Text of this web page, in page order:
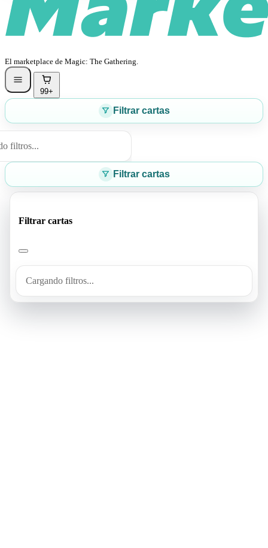
El marketplace de Magic: The Gathering.
99+
Filtrar cartas
filtros...
Filtrar cartas
Filtrar cartas
Cargando filtros...